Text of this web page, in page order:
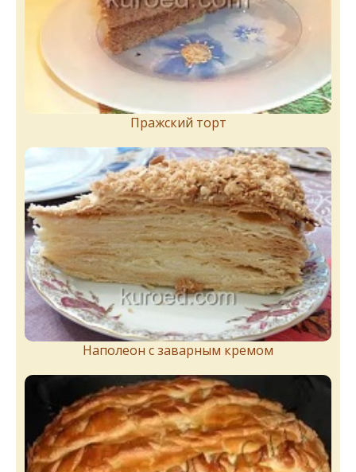
Пражский торт
Наполеон с заварным кремом